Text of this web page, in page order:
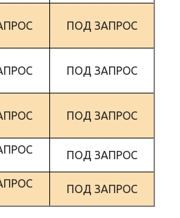
ПОД ЗАПРОС
ПОД ЗАПРОС
ПОД ЗАПРОС
ПОД ЗАПРОС
ПОД ЗАПРОС